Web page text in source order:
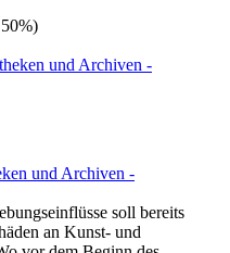
und Archiven -
soll bereits
an Kunst- und